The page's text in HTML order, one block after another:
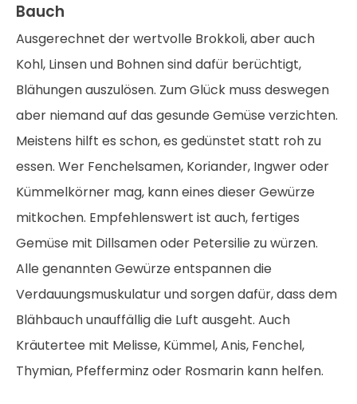
Bauch
Ausgerechnet der wertvolle Brokkoli, aber auch
Kohl, Linsen und Bohnen sind dafür berüchtigt,
Blähungen auszulösen. Zum Glück muss deswegen
aber niemand auf das gesunde Gemüse verzichten.
Meistens hilft es schon, es gedünstet statt roh zu
essen. Wer Fenchelsamen, Koriander, Ingwer oder
Kümmelkörner mag, kann eines dieser Gewürze
mitkochen. Empfehlenswert ist auch, fertiges
Gemüse mit Dillsamen oder Petersilie zu würzen.
Alle genannten Gewürze entspannen die
Verdauungsmuskulatur und sorgen dafür, dass dem
Blähbauch unauffällig die Luft ausgeht. Auch
Kräutertee mit Melisse, Kümmel, Anis, Fenchel,
Thymian, Pfefferminz oder Rosmarin kann helfen.